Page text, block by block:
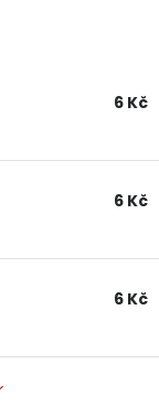
6 Kč
6 Kč
6 Kč